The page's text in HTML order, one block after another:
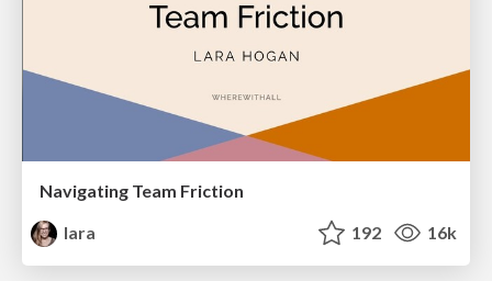
Navigating Team Friction
lara
192 16k